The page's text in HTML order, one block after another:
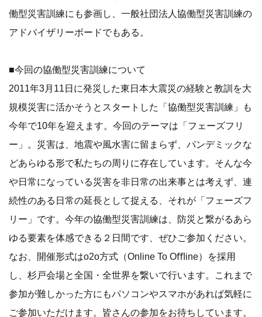
働型災害訓練にも参画し、一般社団法人協働型災害訓練の
アドバイザリーボードでもある。
■今回の協働型災害訓練について
2011年3月11日に発災した東日本大震災の経験と教訓を大
規模災害に活かそうとスタートした「協働型災害訓練」も
今年で10年を迎えます。今回のテーマは「フェーズフリ
ー」。災害は、地震や風水害に留まらず、パンデミックな
どあらゆる形で私たちの周りに存在しています。そんな今
や日常になっている災害を非日常の出来事とは考えず、連
続性のある日常の延長として捉える、それが「フェーズフ
リー」です。今年の協働型災害訓練は、防災と繋がるあら
ゆる要素を体感できる２日間です、ぜひご参加ください。
なお、開催形式はo2o方式（Online To Oﬄine）を採用
し、杉戸会場と全国・全世界を繋いで行います。これまで
参加が難しかった方にもパソコンやスマホがあれば気軽に
ご参加いただけます。皆さんの参加をお待ちしています。